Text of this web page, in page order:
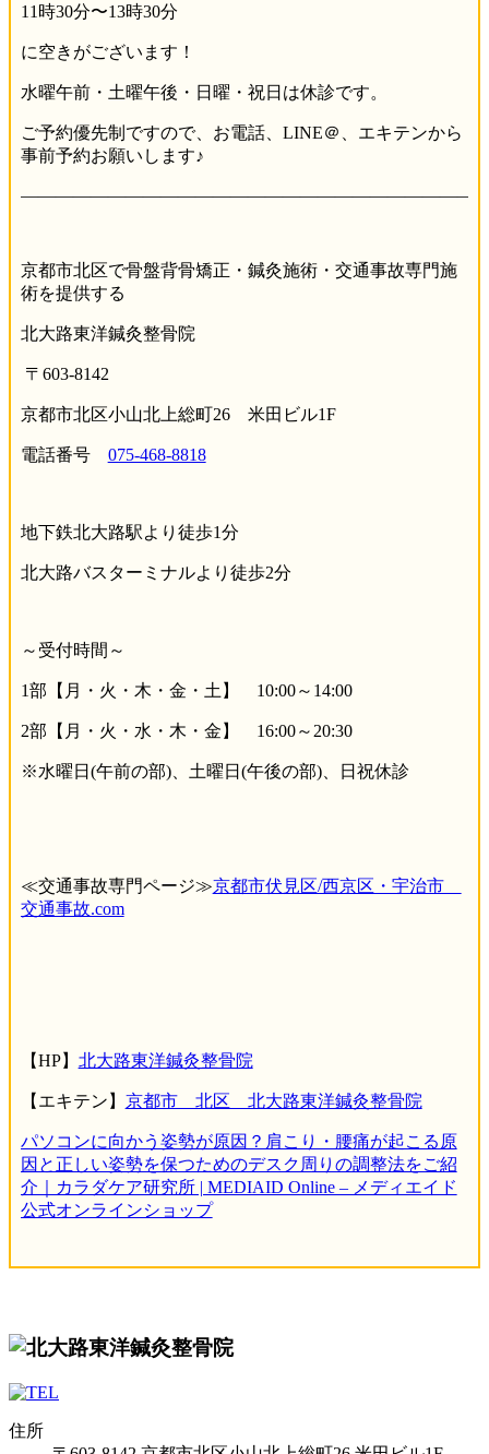
11時30分〜13時30分
に空きがございます！
水曜午前・土曜午後・日曜・祝日は休診です。
ご予約優先制ですので、お電話、LINE＠、エキテンから
事前予約お願いします♪
京都市北区で骨盤背骨矯正・鍼灸施術・交通事故専門施
術を提供する
北大路東洋鍼灸整骨院
〒603-8142
京都市北区小山北上総町26 米田ビル1F
電話番号 075-468-8818
地下鉄北大路駅より徒歩1分
北大路バスターミナルより徒歩2分
～受付時間～
1部【月・火・木・金・土】 10:00～14:00
2部【月・火・水・木・金】 16:00～20:30
※水曜日(午前の部)、土曜日(午後の部)、日祝休診
≪交通事故専門ページ≫京都市伏見区/西京区・宇治市
交通事故.com
【HP】 北大路東洋鍼灸整骨院
【エキテン】 京都市 北区 北大路東洋鍼灸整骨院
パソコンに向かう姿勢が原因？肩こり・腰痛が起こる原
因と正しい姿勢を保つためのデスク周りの調整法をご紹
介｜カラダケア研究所 | MEDIAID Online – メディエイド
公式オンラインショップ
住所